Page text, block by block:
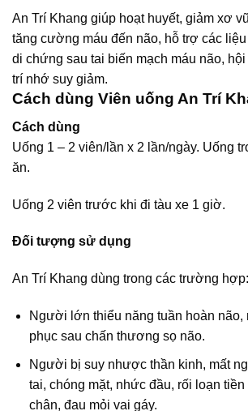
An Trí Khang giúp hoạt huyết, giảm xơ
tăng cường máu đến não, hỗ trợ các
di chứng sau tai biến mạch máu não,
trí nhớ suy giảm.
Cách dùng Viên uống An Trí
Cách dùng
Uống 1 – 2 viên/lần x 2 lần/ngày. Uống
ăn.
Uống 2 viên trước khi đi tàu xe 1 giờ.
Đối tượng sử dụng
An Trí Khang dùng trong các trường hợp:
Người lớn thiểu năng tuần hoàn
phục sau chấn thương sọ não.
Người bị suy nhược thần kinh, mất
tai, chóng mặt, nhức đầu, rối loạn tiền
chân, đau mỏi vai gáy.